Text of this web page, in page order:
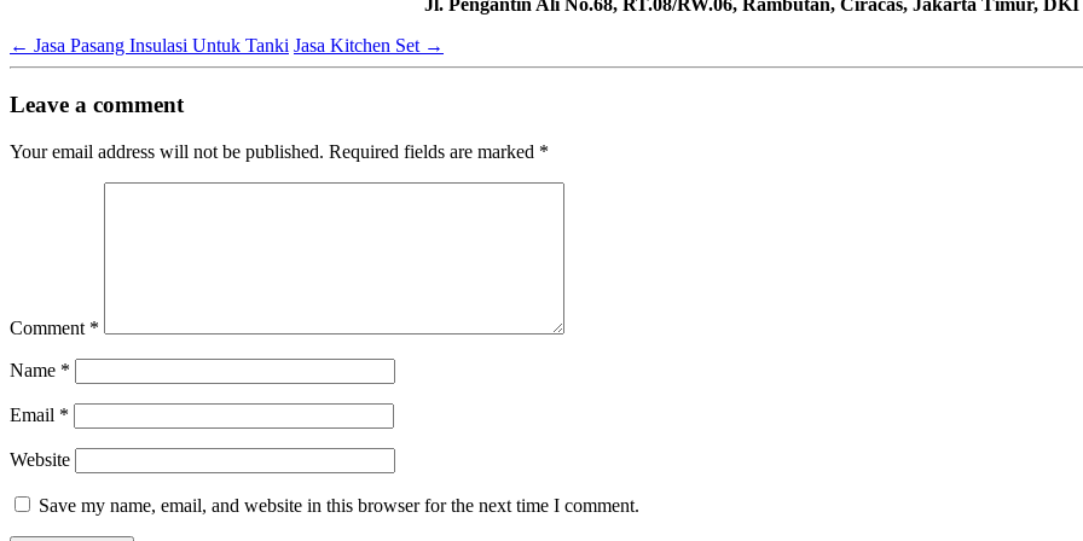
Jl. Pengantin Ali No.68, RT.08/RW.06, Rambutan, Ciracas, Jakarta Timur, DKI
← Jasa Pasang Insulasi Untuk Tanki Jasa Kitchen Set →
Leave a comment
Your email address will not be published. Required fields are marked *
Comment *
Name *
Email *
Website
Save my name, email, and website in this browser for the next time I comment.